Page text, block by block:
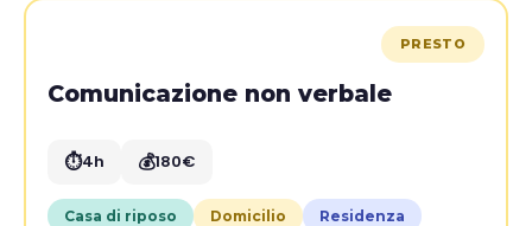
PRESTO
Comunicazione non verbale
⏱️4h 💰180€
Casa di riposo Domicilio Residenza